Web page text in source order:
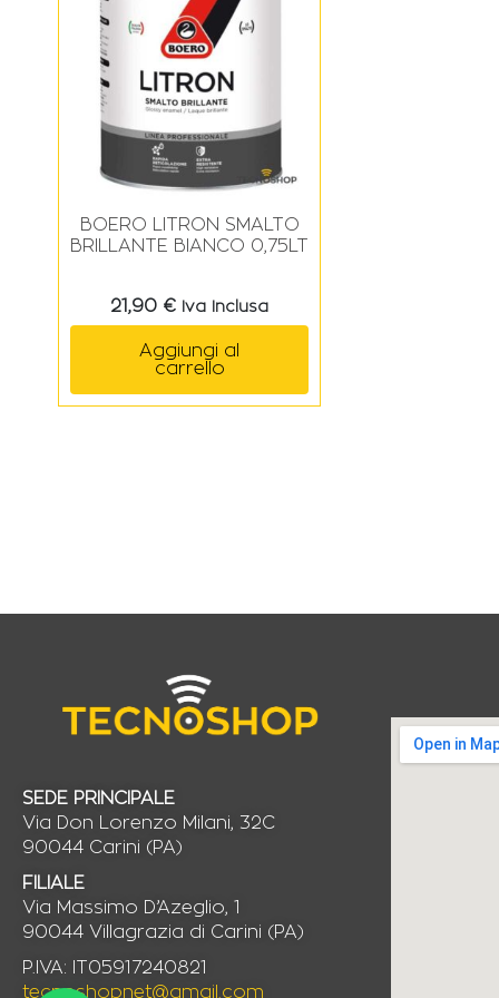
BOERO LITRON SMALTO
BRILLANTE BIANCO 0,75LT
21,90 € Iva Inclusa
Aggiungi al
carrello
SEDE PRINCIPALE
Via Don Lorenzo Milani, 32C
90044 Carini (PA)
FILIALE
Via Massimo D’Azeglio, 1
90044 Villagrazia di Carini (PA)
P.IVA: IT05917240821
tecnoshopnet@gmail.com